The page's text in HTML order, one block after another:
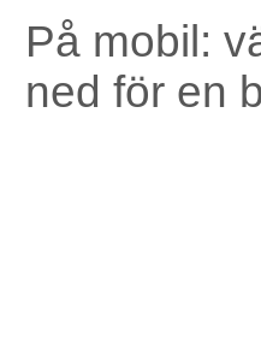
På mobil:
ned för en